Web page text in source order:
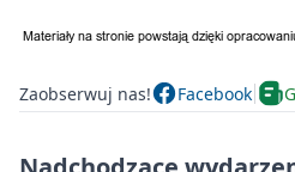
Zaobserwuj nas! Facebook